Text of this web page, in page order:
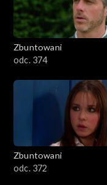
Zbuntowani
odc. 374
Zbuntowani
odc. 372